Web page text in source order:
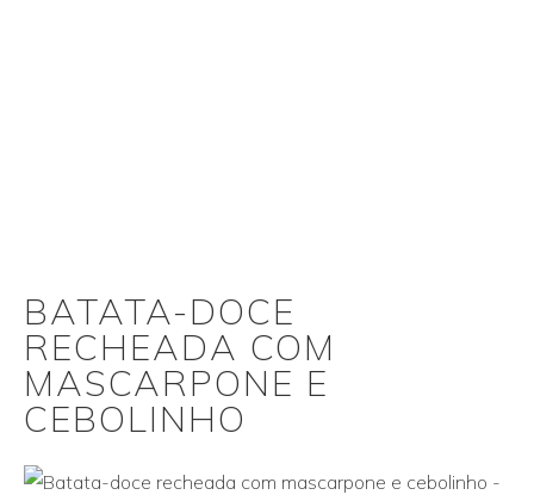
BATATA-DOCE
RECHEADA COM
MASCARPONE E
CEBOLINHO